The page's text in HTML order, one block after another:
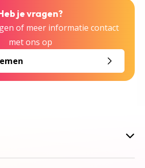
je vragen?
of meer informatie contact
met ons op